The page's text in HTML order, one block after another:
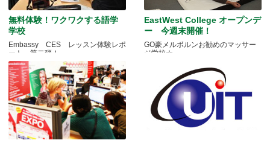
無料体験！ワクワクする語学
学校
Embassy CES レッスン体験レポ
ート 第二弾！
EastWest College オープンデ
ー 今週末開催！
GO豪メルボルンお勧めのマッサー
ジ学校☆